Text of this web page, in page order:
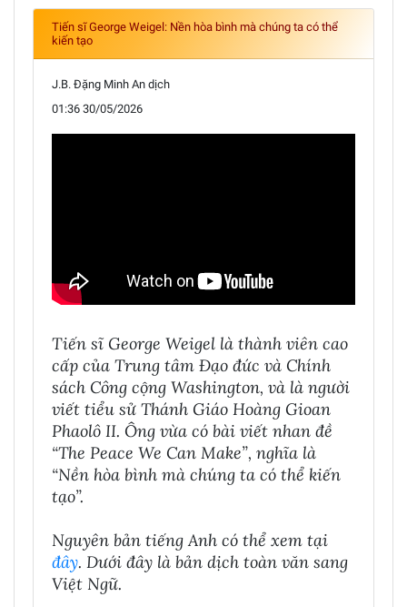
Tiến sĩ George Weigel: Nền hòa bình mà chúng ta có thể
kiến tạo
J.B. Đặng Minh An dịch
01:36 30/05/2026
Tiến sĩ George Weigel là thành viên cao
cấp của Trung tâm Đạo đức và Chính
sách Công cộng Washington, và là người
viết tiểu sử Thánh Giáo Hoàng Gioan
Phaolô II. Ông vừa có bài viết nhan đề
“The Peace We Can Make”, nghĩa là
“Nền hòa bình mà chúng ta có thể kiến
tạo”.
Nguyên bản tiếng Anh có thể xem tại
đây. Dưới đây là bản dịch toàn văn sang
Việt Ngữ.